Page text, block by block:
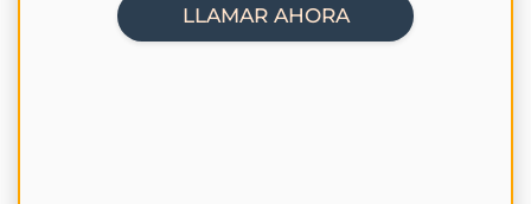
LLAMAR AHORA